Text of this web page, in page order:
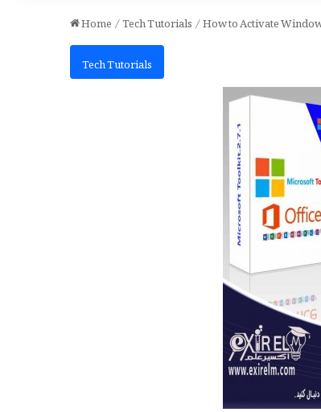
Home/Tech Tutorials/How to Activate
Tech Tutorials